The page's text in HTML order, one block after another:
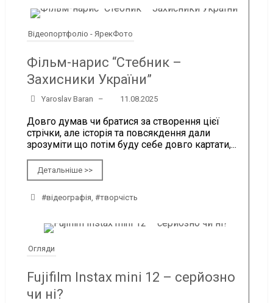
Відеопортфоліо - ЯрекФото
Фільм-нарис “Стебник –
Захисники України”
Yaroslav Baran – 11.08.2025
Довго думав чи братися за створення цієї
стрічки, але історія та повсякдення дали
зрозуміти що потім буду себе довго картати,...
Детальніше >>
#відеографія,#творчість
Огляди
Fujifilm Instax mini 12 – серйозно
чи ні?